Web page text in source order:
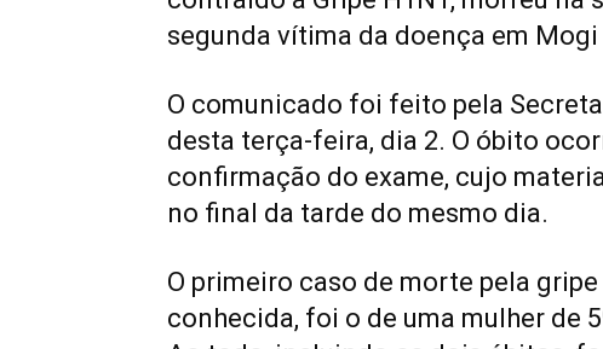
segunda vítima da doença em Mogi
O comunicado foi feito pela
desta terça-feira, dia 2. O óbito
confirmação do exame, cujo
no final da tarde do mesmo dia.
O primeiro caso de morte pela
conhecida, foi o de uma mulher de